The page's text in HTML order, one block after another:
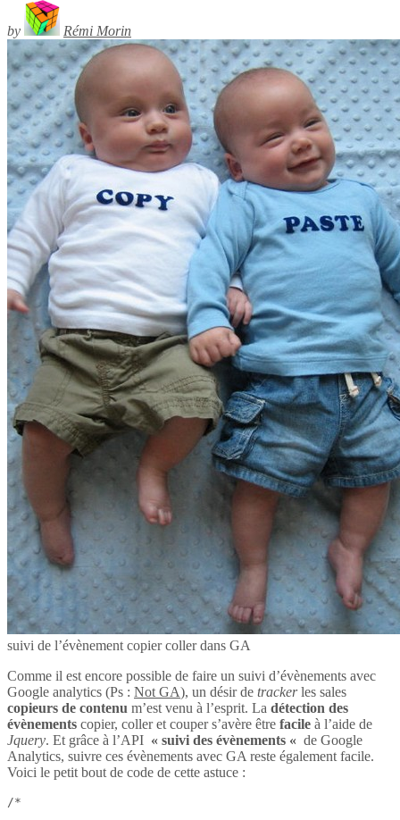
by Rémi Morin
suivi de l’évènement copier coller dans GA
Comme il est encore possible de faire un suivi d’évènements avec
Google analytics (Ps : Not GA), un désir de trackerles sales
copieurs de contenu m’est venu à l’esprit. La détection des
évènements copier, coller et couper s’avère être facile à l’aide de
Jquery. Et grâce à l’API « suivi des évènements « de Google
Analytics, suivre ces évènements avec GA reste également facile.
Voici le petit bout de code de cette astuce :
/*